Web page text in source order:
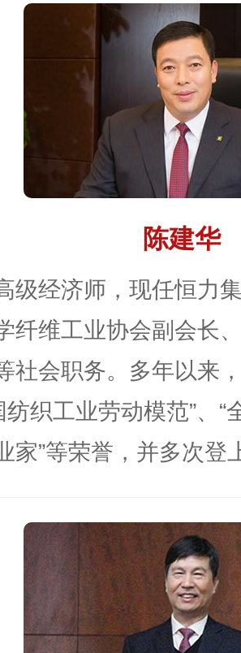
陈建华
级经济师，现任恒力
纤维工业协会副会长
社会职务。多年以来
纺织工业劳动模范”、“
家”等荣誉，并多次登